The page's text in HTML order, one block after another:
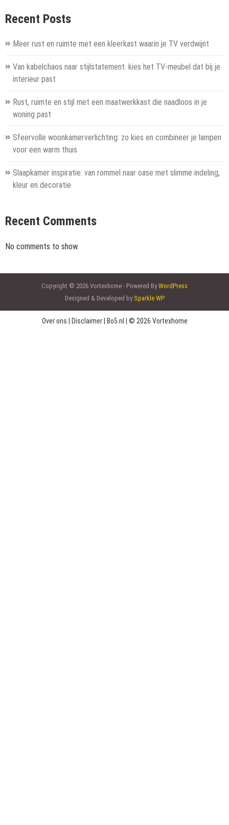
Recent Posts
Meer rust en ruimte met een kleerkast waarin je TV verdwijnt
Van kabelchaos naar stijlstatement: kies het TV-meubel dat bij je
interieur past
Rust, ruimte en stijl met een maatwerkkast die naadloos in je
woning past
Sfeervolle woonkamerverlichting: zo kies en combineer je lampen
voor een warm thuis
Slaapkamer inspiratie: van rommel naar oase met slimme indeling,
kleur en decoratie
Recent Comments
No comments to show.
Copyright © 2026 Vortexhome - Powered ByWordPress
Designed & Developed by Sparkle WP
Over ons Disclaimer| Bo5.nl © 2026 Vortexhome